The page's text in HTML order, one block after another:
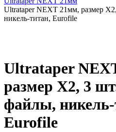
Ultrataper NEXT 21мм, размер
никель-титан, Eurofile
Ultrataper
размер X2, 3
файлы, никель-
Eurofile